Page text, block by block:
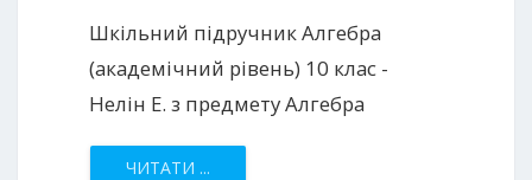
Шкільний підручник Алгебра
(академічний рівень) 10 клас -
Нелін Е. з предмету Алгебра
ЧИТАТИ ...